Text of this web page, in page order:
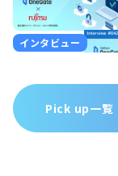
インタビュー
Pick up一覧